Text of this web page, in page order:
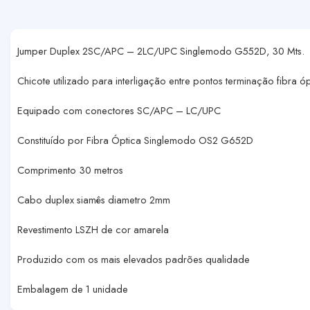
Jumper Duplex 2SC/APC – 2LC/UPC Singlemodo G552D, 30 Mts.
Chicote utilizado para interligação entre pontos terminação fibra
Equipado com conectores SC/APC – LC/UPC
Constituído por Fibra Óptica Singlemodo OS2 G652D
Comprimento 30 metros
Cabo duplex siamês diametro 2mm
Revestimento LSZH de cor amarela
Produzido com os mais elevados padrões qualidade
Embalagem de 1 unidade